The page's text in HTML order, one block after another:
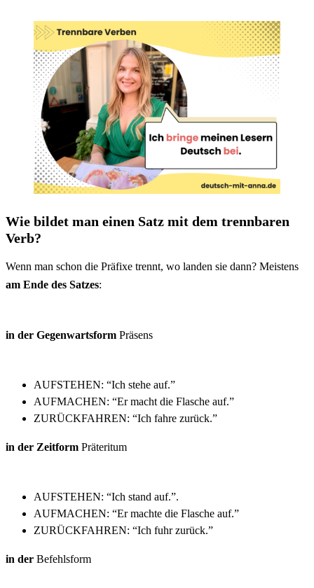
Wie bildet man einen Satz mit dem trennbaren
Verb?
Wenn man schon die Präfixe trennt, wo landen sie dann? Meistens
am Ende des Satzes:
in der Gegenwartsform Präsens
AUFSTEHEN: “Ich stehe auf.”
AUFMACHEN: “Er macht die Flasche auf.”
ZURÜCKFAHREN: “Ich fahre zurück.”
in der Zeitform Präteritum
AUFSTEHEN: “Ich stand auf.”.
AUFMACHEN: “Er machte die Flasche auf.”
ZURÜCKFAHREN: “Ich fuhr zurück.”
in der Befehlsform